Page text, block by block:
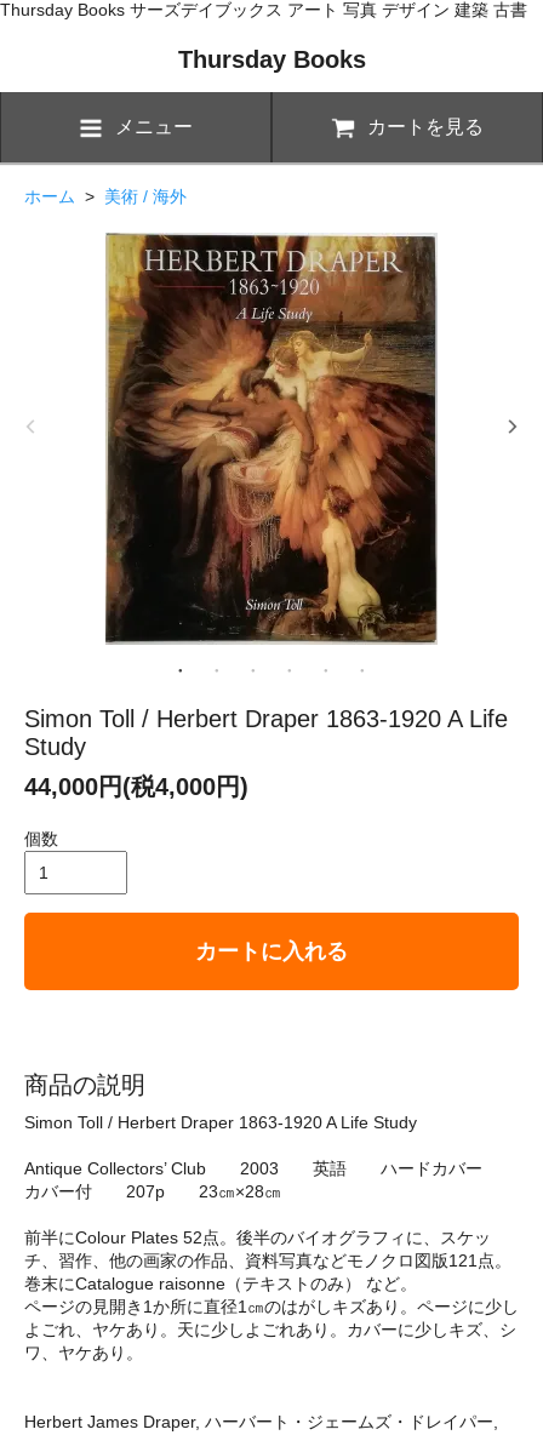
Thursday Books サーズデイブックス アート 写真 デザイン 建築 古書
Thursday Books
メニュー カートを見る
ホーム > 美術 / 海外
Simon Toll / Herbert Draper 1863-1920 A Life
Study
44,000円(税4,000円)
個数
カートに入れる
商品の説明
Simon Toll / Herbert Draper 1863-1920 A Life Study
Antique Collectors’ Club 2003 英語 ハードカバー
カバー付 207p 23㎝×28㎝
前半にColour Plates 52点。後半のバイオグラフィに、スケッ
チ、習作、他の画家の作品、資料写真などモノクロ図版121点。
巻末にCatalogue raisonne（テキストのみ） など。
ページの見開き1か所に直径1㎝のはがしキズあり。ページに少し
よごれ、ヤケあり。天に少しよごれあり。カバーに少しキズ、シ
ワ、ヤケあり。
Herbert James Draper, ハーバート・ジェームズ・ドレイパー,